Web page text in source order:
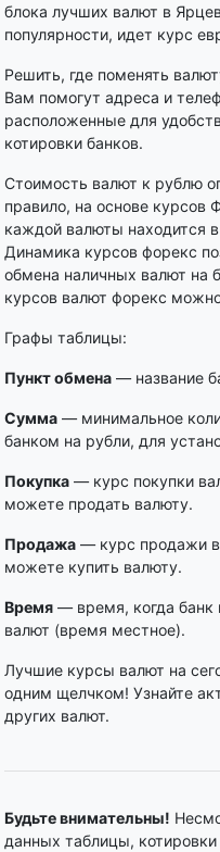
блока лучших валют в
популярности, идет курс
Решить, где поменять
Вам помогут адреса и
расположенные для
котировки банков.
Стоимость валют к рублю
правило, на основе курсов
каждой валюты находится
Динамика курсов форекс
обмена наличных валют на
курсов валют форекс
Графы таблицы:
Пункт обмена — название
Сумма — минимальное
банком на рубли, для
Покупка — курс покупки
можете продать валюту.
Продажа — курс продажи
можете купить валюту.
Время — время, когда банк
валют (время местное).
Лучшие курсы валют на
одним щелчком! Узнайте
других валют.
Будьте внимательны!
данных таблицы,